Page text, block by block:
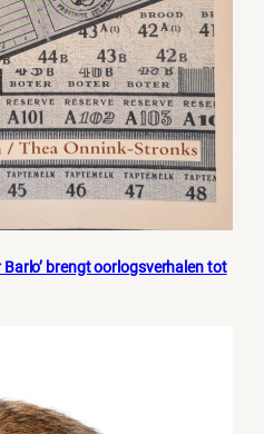
brengt oorlogsverhalen tot